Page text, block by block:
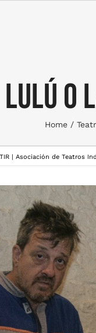
LULÚ O
Home
| Asociación de Teatros